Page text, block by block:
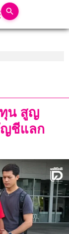
น สูญ
ญชีแลก